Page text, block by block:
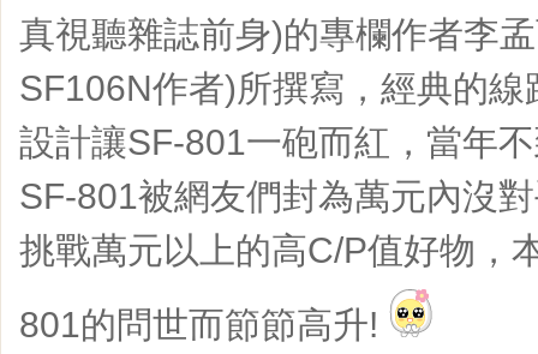
真視聽雜誌前身)的專欄作者李
SF106N作者)所撰寫，經典的
設計讓SF-801一砲而紅，當年
SF-801被網友們封為萬元內沒
挑戰萬元以上的高C/P值好物，
801的問世而節節高升!